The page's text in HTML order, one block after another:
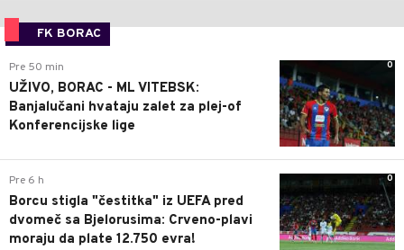
FK BORAC
0
Pre 50 min
UŽIVO, BORAC - ML VITEBSK:
Banjalučani hvataju zalet za plej-of
Konferencijske lige
0
Pre 6 h
Borcu stigla "čestitka" iz UEFA pred
dvomeč sa Bjelorusima: Crveno-plavi
moraju da plate 12.750 evra!